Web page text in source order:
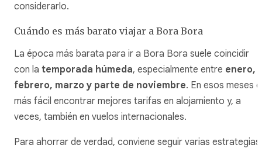
considerarlo.
Cuándo es más barato viajar a Bora Bora
La época más barata para ir a Bora Bora suele coincidir
con la temporada húmeda, especialmente entre enero,
febrero, marzo y parte de noviembre. En esos meses
más fácil encontrar mejores tarifas en alojamiento y, a
veces, también en vuelos internacionales.
Para ahorrar de verdad, conviene seguir varias estrategias: